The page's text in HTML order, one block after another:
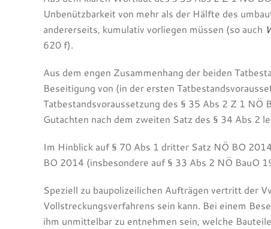
Unbenützbarkeit von mehr als der Hälfte des
andererseits, kumulativ vorliegen müssen (so auch
620 f).
Aus dem engen Zusammenhang der beiden
Beseitigung von (in der ersten
Tatbestandsvoraussetzung des § 35 Abs 2 Z 1 NÖ
Gutachten nach dem zweiten Satz des § 34 Abs 2
Im Hinblick auf § 70 Abs 1 dritter Satz NÖ BO
BO 2014 (insbesondere auf § 33 Abs 2 NÖ BauO
Speziell zu baupolizeilichen Aufträgen vertritt der
Vollstreckungsverfahrens sein kann. Bei einem
ihm unmittelbar zu entnehmen sein, welche